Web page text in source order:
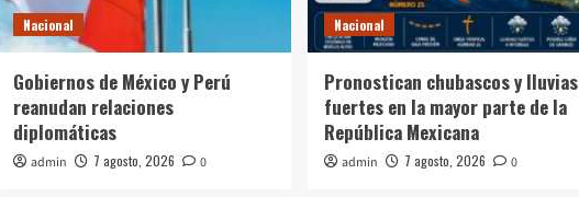
Nacional
Gobiernos de México y Perú
reanudan relaciones
diplomáticas
admin 7 agosto, 2026 0
Nacional
Pronostican chubascos y lluvias
fuertes en la mayor parte de la
República Mexicana
admin 7 agosto, 2026 0